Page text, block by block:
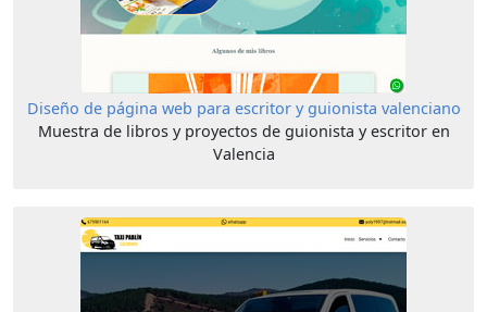
Diseño de página web para escritor y guionista valenciano
Muestra de libros y proyectos de guionista y escritor en
Valencia